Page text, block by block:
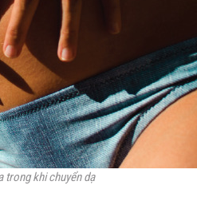
trong khi chuyển dạ